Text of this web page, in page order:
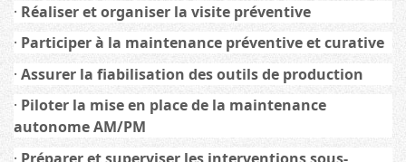
· Réaliser et organiser la visite préventive
· Participer à la maintenance préventive et curative
· Assurer la fiabilisation des outils de production
· Piloter la mise en place de la maintenance
autonome AM/PM